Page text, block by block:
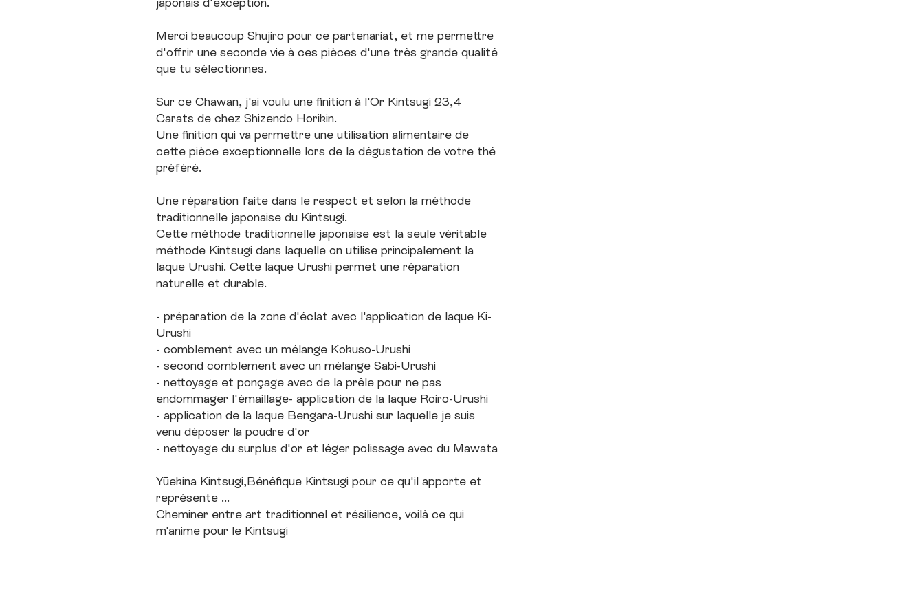
Merci beaucoup Shujiro pour ce partenariat, et me permettre
d'offrir une seconde vie à ces pièces d'une très grande qualité
que tu sélectionnes.
Sur ce Chawan, j'ai voulu une finition à l'Or Kintsugi 23,4
Carats de chez Shizendo Horikin.
Une finition qui va permettre une utilisation alimentaire de
cette pièce exceptionnelle lors de la dégustation de votre thé
préféré.
Une réparation faite dans le respect et selon la méthode
traditionnelle japonaise du Kintsugi.
Cette méthode traditionnelle japonaise est la seule véritable
méthode Kintsugi dans laquelle on utilise principalement la
laque Urushi. Cette laque Urushi permet une réparation
naturelle et durable.
- préparation de la zone d'éclat avec l'application de laque Ki-
Urushi
- comblement avec un mélange Kokuso-Urushi
- second comblement avec un mélange Sabi-Urushi
- nettoyage et ponçage avec de la prêle pour ne pas
endommager l'émaillage- application de la laque Roiro-Urushi
- application de la laque Bengara-Urushi sur laquelle je suis
venu déposer la poudre d'or
- nettoyage du surplus d'or et léger polissage avec du Mawata
Yūekina Kintsugi,Bénéfique Kintsugi pour ce qu'il apporte et
représente ...
Cheminer entre art traditionnel et résilience, voilà ce qui
m'anime pour le Kintsugi